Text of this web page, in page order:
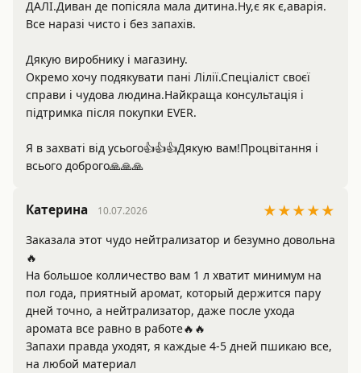
ДАЛІ.Диван де попісяла мала дитина.Ну,є як є,аварія.
Все наразі чисто і без запахів.
Дякую виробнику і магазину.
Окремо хочу подякувати пані Лілії.Спеціаліст своєї
справи і чудова людина.Найкраща консультація і
підтримка після покупки EVER.
Я в захваті від усього👍👍👍Дякую вам!Процвітання і
всього доброго🙏🙏🙏
Катерина 10.07.2026 ★★★★★
Заказала этот чудо нейтрализатор и безумно довольна
🔥
На большое колличество вам 1 л хватит минимум на
пол года, приятный аромат, который держится пару
дней точно, а нейтрализатор, даже после ухода
аромата все равно в работе🔥🔥
Запахи правда уходят, я каждые 4-5 дней пшикаю все,
на любой материал